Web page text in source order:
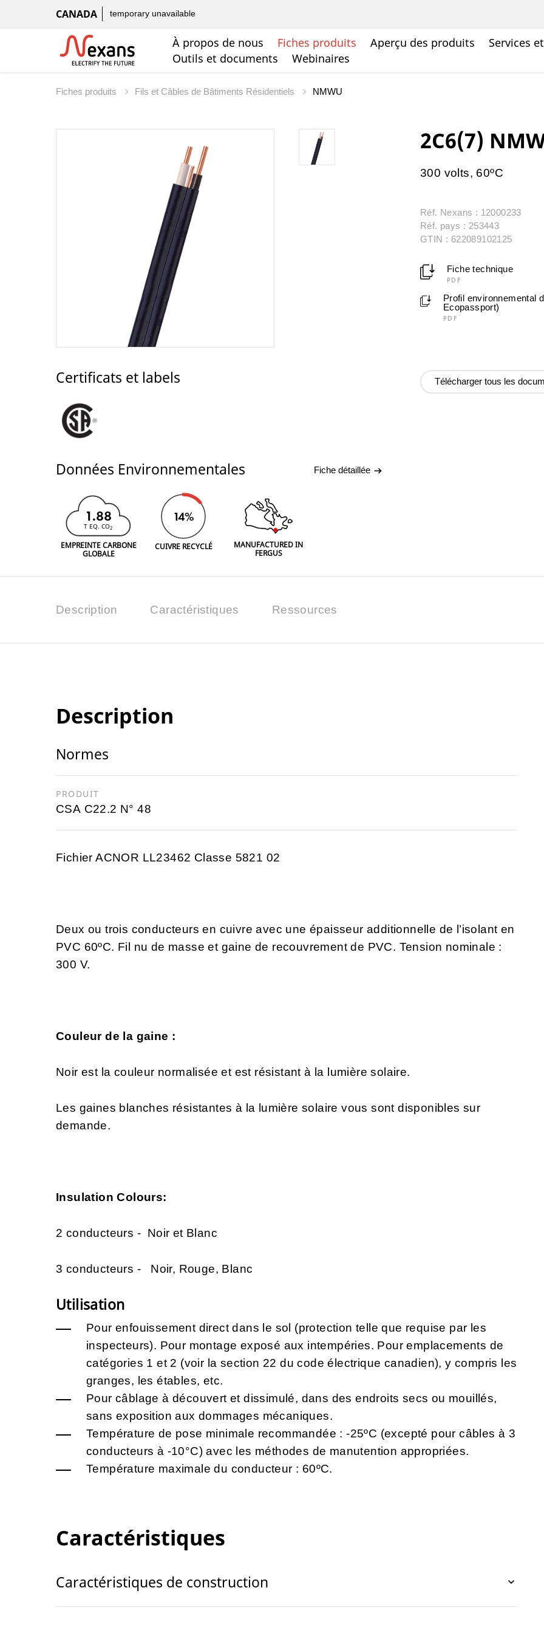
CANADA temporary unavailable
À propos de nous Fiches produits Aperçu des produits Services
Outils et documents
Webinaires
Fiches produits Fils et Câbles de Bâtiments Résidentiels NMWU
Certificats et labels
Données Environnementales Fiche détaillée
1.88
T EQ. CO2
EMPREINTE CARBONE
GLOBALE
14%
CUIVRE RECYCLÉ
MANUFACTURED IN
FERGUS
2C6(7)
300 volts, 60ºC
Réf. Nexans : 12000233
Réf. pays : 253443
GTIN : 622089102125
Fiche technique
PDF
Profil environnemental
Ecopassport)
PDF
Télécharger tous les
Description Caractéristiques Ressources
Description
Normes
PRODUIT
CSA C22.2 N° 48
Fichier ACNOR LL23462 Classe 5821 02
Deux ou trois conducteurs en cuivre avec une épaisseur additionnelle de l’isolant en
PVC 60ºC. Fil nu de masse et gaine de recouvrement de PVC. Tension nominale :
300 V.
Couleur de la gaine :
Noir est la couleur normalisée et est résistant à la lumière solaire.
Les gaines blanches résistantes à la lumière solaire vous sont disponibles sur
demande.
Insulation Colours:
2 conducteurs - Noir et Blanc
3 conducteurs - Noir, Rouge, Blanc
Utilisation
Pour enfouissement direct dans le sol (protection telle que requise par les
inspecteurs). Pour montage exposé aux intempéries. Pour emplacements de
catégories 1 et 2 (voir la section 22 du code électrique canadien), y compris les
granges, les étables, etc.
Pour câblage à découvert et dissimulé, dans des endroits secs ou mouillés,
sans exposition aux dommages mécaniques.
Température de pose minimale recommandée : -25ºC (excepté pour câbles à 3
conducteurs à -10°C) avec les méthodes de manutention appropriées.
Température maximale du conducteur : 60ºC.
Caractéristiques
Caractéristiques de construction